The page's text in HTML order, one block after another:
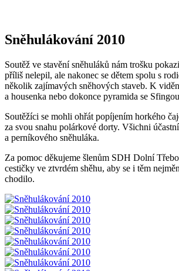
Sněhulákování 2010
Soutěž ve stavění sněhuláků nám trošku
příliš nelepil, ale nakonec se dětem spolu s
několik zajímavých sněhových staveb. K
a housenka nebo dokonce pyramida se
Soutěžíci se mohli ohřát popíjením horkého
za svou snahu polárkové dorty. Všichni
a perníkového sněhuláka.
Za pomoc děkujeme šlenům SDH Dolní
cestičky ve ztvrdém shěhu, aby se i těm
chodilo.